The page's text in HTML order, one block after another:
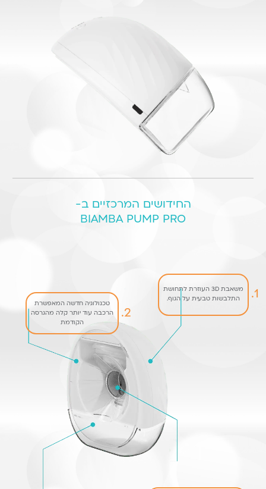
החידושים המרכזיים ב-
BIAMBA PUMP PRO
1.
משאבת 3D העוזרת לתחושת
התלבשות טבעית על הגוף.
2.
טכנולוגיה חדשה המאפשרת
הרכבה עוד יותר קלה מהגרסה
הקודמת